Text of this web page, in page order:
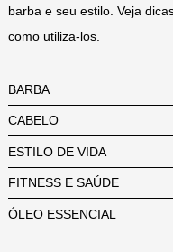
barba e seu estilo. Veja
como utiliza-los.
BARBA
CABELO
ESTILO DE VIDA
FITNESS E SAÚDE
ÓLEO ESSENCIAL